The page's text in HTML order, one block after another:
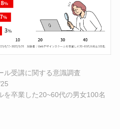
ル受講に関する意識調査
を卒業した20~60代の男女100名